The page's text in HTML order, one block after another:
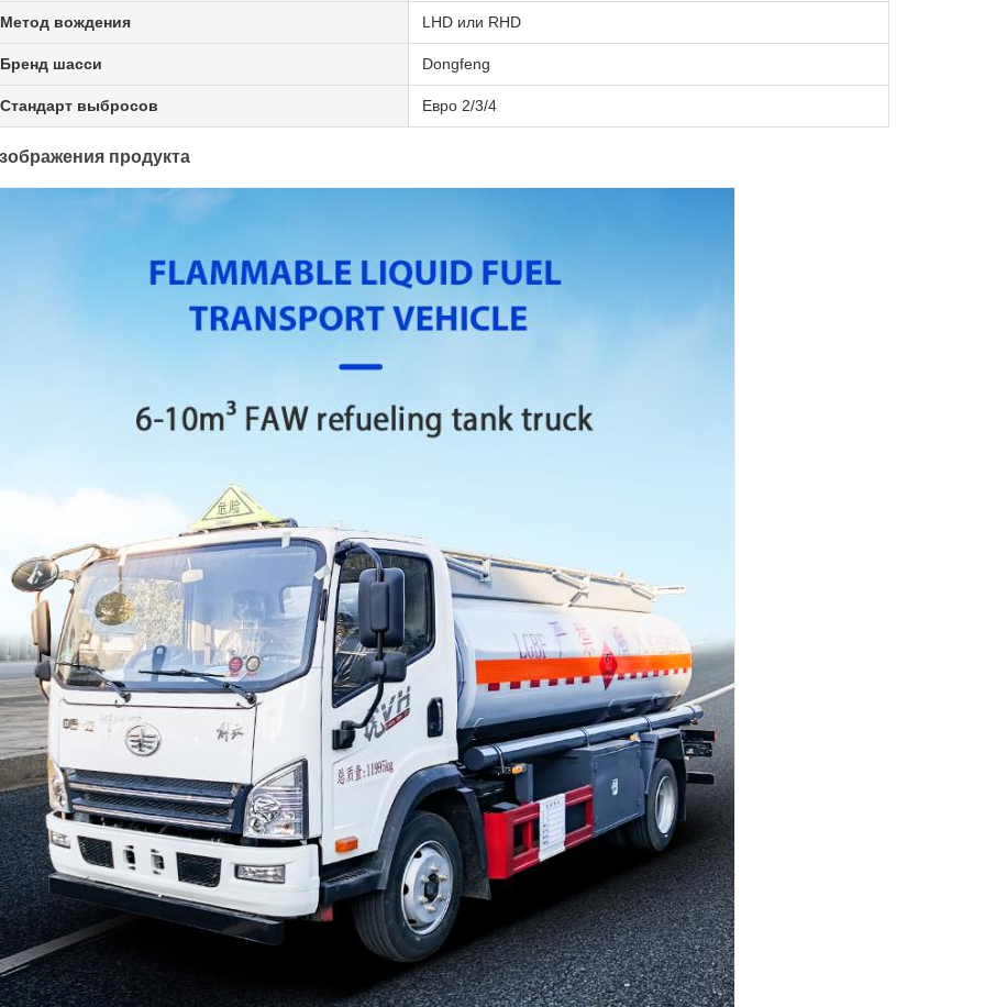
Метод вождения LHD или RHD
Бренд шасси Dongfeng
Стандарт выбросов Евро 2/3/4
продукта